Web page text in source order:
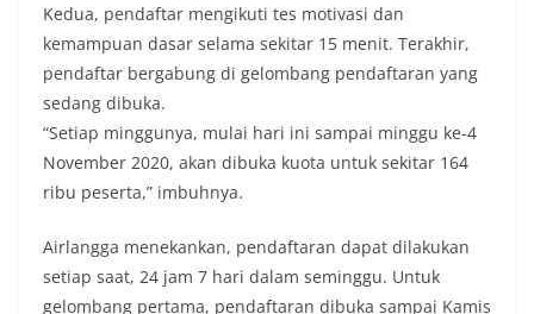
Kedua, pendaftar mengikuti tes motivasi dan
kemampuan dasar selama sekitar 15 menit. Terakhir,
pendaftar bergabung di gelombang pendaftaran yang
sedang dibuka.
“Setiap minggunya, mulai hari ini sampai minggu ke-4
November 2020, akan dibuka kuota untuk sekitar 164
ribu peserta,” imbuhnya.
Airlangga menekankan, pendaftaran dapat dilakukan
setiap saat, 24 jam 7 hari dalam seminggu. Untuk
gelombang pertama, pendaftaran dibuka sampai Kamis